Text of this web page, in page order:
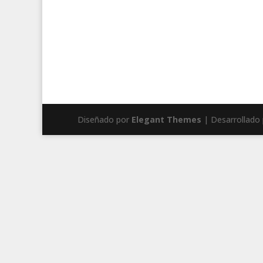
Diseñado por Elegant Themes | Desarrollado